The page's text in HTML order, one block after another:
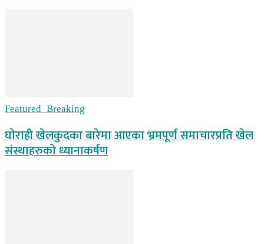
Featured_Breaking
घाेराही खेलकुदका बारेमा आएका भ्रमपूर्ण समाचारप्रति खेल
संस्थाहरुको ध्यानाकर्षण